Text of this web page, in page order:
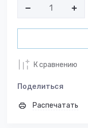
К сравнению
Поделиться
Распечатать